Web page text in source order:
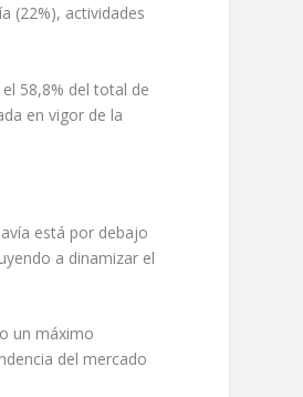
(22%), actividades
58,8% del total de
en vigor de la
está por debajo
a dinamizar el
un máximo
del mercado